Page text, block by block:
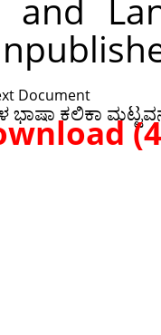
and
Document
ಭಾಷಾ ಕಲಿಕಾ